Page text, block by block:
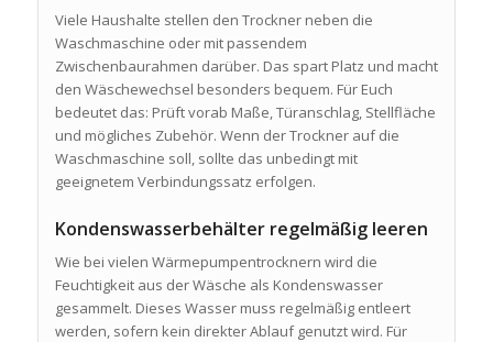
Viele Haushalte stellen den Trockner neben die
Waschmaschine oder mit passendem
Zwischenbaurahmen darüber. Das spart Platz und macht
den Wäschewechsel besonders bequem. Für Euch
bedeutet das: Prüft vorab Maße, Türanschlag, Stellfläche
und mögliches Zubehör. Wenn der Trockner auf die
Waschmaschine soll, sollte das unbedingt mit
geeignetem Verbindungssatz erfolgen.
Kondenswasserbehälter regelmäßig leeren
Wie bei vielen Wärmepumpentrocknern wird die
Feuchtigkeit aus der Wäsche als Kondenswasser
gesammelt. Dieses Wasser muss regelmäßig entleert
werden, sofern kein direkter Ablauf genutzt wird. Für